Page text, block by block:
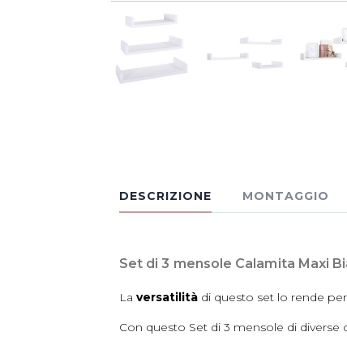
DESCRIZIONE MONTAGGIO
Set di 3 mensole Calamita Maxi
La versatilità di questo set lo rende
Con questo Set di 3 mensole di diverse